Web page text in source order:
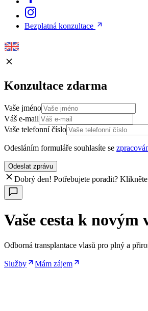
Bezplatná konzultace
Konzultace zdarma
Vaše jméno
Váš e-mail
Vaše telefonní číslo
Odesláním formuláře souhlasíte se
Odeslat zprávu
Dobrý den! Potřebujete poradit?
Vaše cesta k novým
Odborná transplantace vlasů pro plný a
Služby Mám zájem